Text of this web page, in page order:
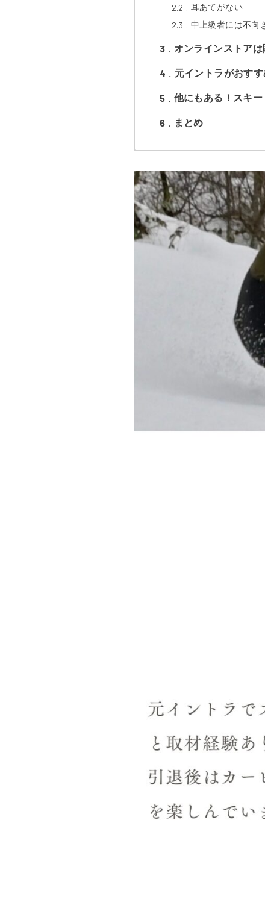
2.2 耳あてがない
2.3 中上級者には不向
3 オンラインストア
4 元イントラがおす
5 他にもある！スキ
6 まとめ